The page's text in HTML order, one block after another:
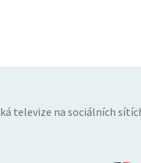
televize na sociálních